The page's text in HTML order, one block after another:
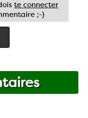
te connecter
;-)